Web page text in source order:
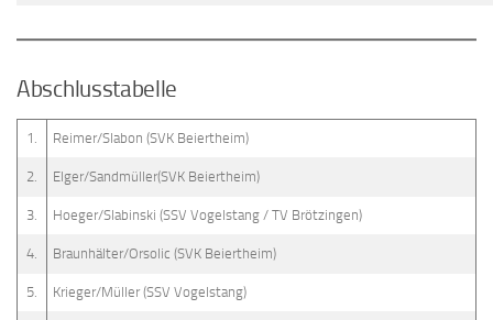
Abschlusstabelle
1. Reimer/Slabon (SVK Beiertheim)
2. Elger/Sandmüller(SVK Beiertheim)
3. Hoeger/Slabinski (SSV Vogelstang / TV Brötzingen)
4. Braunhälter/Orsolic (SVK Beiertheim)
5. Krieger/Müller (SSV Vogelstang)